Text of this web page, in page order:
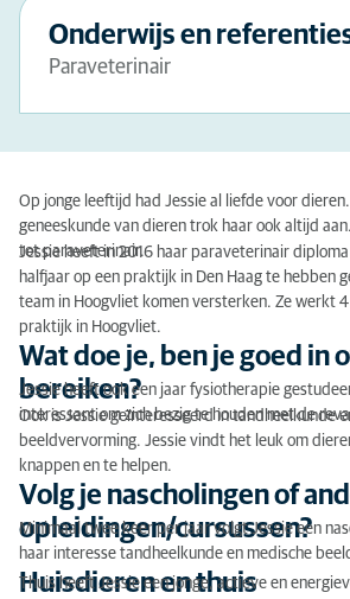
Onderwijs en
Paraveterinair
Op jonge leeftijd had Jessie al liefde voor
geneeskunde van dieren trok haar ook altijd
tot paraveterinair.
Jessie heeft in 2016 haar paraveterinair
halfjaar op een praktijk in Den Haag te hebben
team in Hoogvliet komen versterken. Ze werkt
praktijk in Hoogvliet.
Wat doe je, ben je goed in
bereiken?
Jessie heeft ook een jaar fysiotherapie
interessant om zich bezig te houden met de
Ook is Jessie geïnteresseerd in tandheelkunde
beeldvervorming. Jessie vindt het leuk om
knappen en te helpen.
Volg je nascholingen of
opleidingen/cursussen?
Minimaal twee keer per jaar volgt Jessie een
haar interesse tandheelkunde en medische
Huisdieren en thuis
Thuis heeft Jessie een jonge, actieve en